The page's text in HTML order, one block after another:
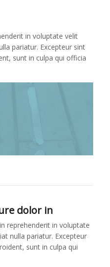
in voluptate velit
pariatur. Excepteur sint
sunt in culpa qui officia
dolor in
reprehenderit in voluptate
nulla pariatur. Excepteur
sunt in culpa qui